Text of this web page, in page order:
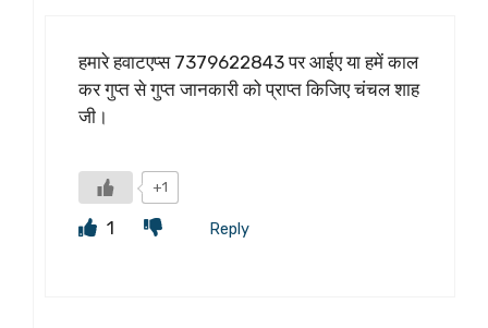
हमारे हवाटएप्स 7379622843 पर आईए या हमें काल
कर गुप्त से गुप्त जानकारी को प्राप्त किजिए चंचल शाह
जी।
+1
1 Reply